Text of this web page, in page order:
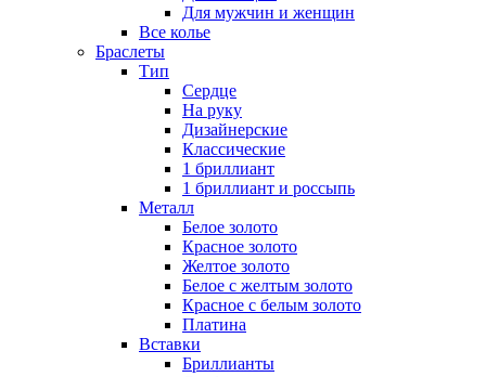
Для мужчин и женщин
Все колье
Браслеты
Тип
Сердце
На руку
Дизайнерские
Классические
1 бриллиант
1 бриллиант и россыпь
Металл
Белое золото
Красное золото
Желтое золото
Белое с желтым золото
Красное с белым золото
Платина
Вставки
Бриллианты